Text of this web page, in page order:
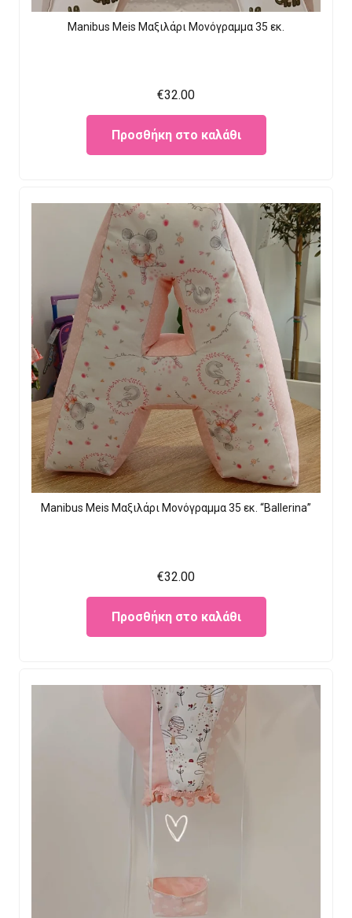
Manibus Meis Μαξιλάρι Μονόγραμμα 35 εκ.
€32.00
Προσθήκη στο καλάθι
Manibus Meis Μαξιλάρι Μονόγραμμα 35 εκ. “Ballerina”
€32.00
Προσθήκη στο καλάθι